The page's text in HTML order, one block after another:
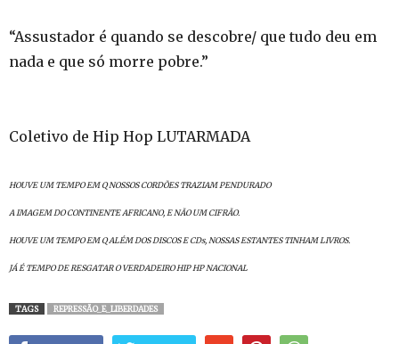
“Assustador é quando se descobre/ que tudo deu em
nada e que só morre pobre.”
Coletivo de Hip Hop LUTARMADA
HOUVE UM TEMPO EM Q NOSSOS CORDÕES TRAZIAM PENDURADO
A IMAGEM DO CONTINENTE AFRICANO, E NÃO UM CIFRÃO.
HOUVE UM TEMPO EM Q ALÉM DOS DISCOS E CDs, NOSSAS ESTANTES TINHAM LIVROS.
JÁ É TEMPO DE RESGATAR O VERDADEIRO HIP HP NACIONAL
TAGS REPRESSÃO_E_LIBERDADES